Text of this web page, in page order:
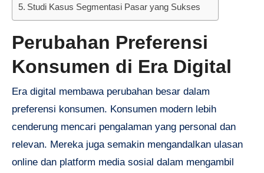
Studi Kasus Segmentasi Pasar yang Sukses
Perubahan Preferensi
Konsumen di Era Digital
Era digital membawa perubahan besar dalam
preferensi konsumen. Konsumen modern lebih
cenderung mencari pengalaman yang personal dan
relevan. Mereka juga semakin mengandalkan ulasan
online dan platform media sosial dalam mengambil